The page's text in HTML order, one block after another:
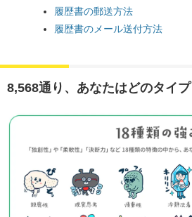
履歴書の郵送方法
履歴書のメール送付方法
8,568通り、あなたはどのタイプ